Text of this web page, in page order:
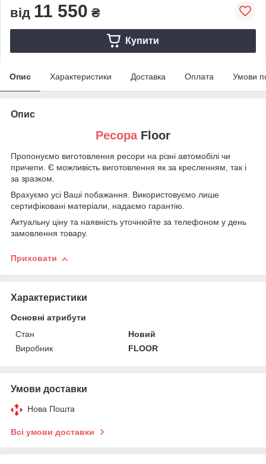
від 11 550 ₴
Купити
Опис Характеристики Доставка Оплата Умови
Опис
РесораFloor
Пропонуємо виготовлення ресори на різні автомобілі чи
причепи. Є можливість виготовлення як за кресленням, так і
за зразком.
Врахуємо усі Ваші побажання. Використовуємо лише
сертифіковані матеріали, надаємо гарантію.
Актуальну ціну та наявність уточнюйте за телефоном у день
замовлення товару.
Приховати
Характеристики
Основні атрибути
Стан
Новий
Виробник
FLOOR
Умови доставки
Нова Пошта
Всі умови доставки